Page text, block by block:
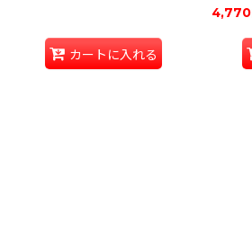
カートに入れる
4,770